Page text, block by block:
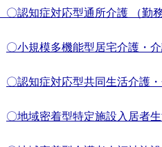
〇認知症対応型通所介護 （勤
〇小規模多機能型居宅介護・
〇認知症対応型共同生活介護
〇地域密着型特定施設入居者